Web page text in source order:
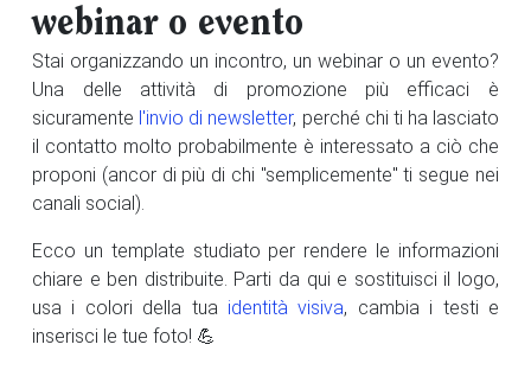
webinar o evento
Stai organizzando un incontro, un webinar o un evento?
Una delle attività di promozione più efficaci è
sicuramente l'invio di newsletter, perché chi ti ha lasciato
il contatto molto probabilmente è interessato a ciò che
proponi (ancor di più di chi "semplicemente" ti segue nei
canali social).
Ecco un template studiato per rendere le informazioni
chiare e ben distribuite. Parti da qui e sostituisci il logo,
usa i colori della tua identità visiva, cambia i testi e
inserisci le tue foto! 💪